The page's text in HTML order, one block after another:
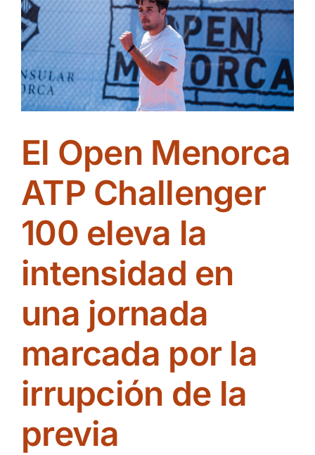
Challenger
queda
sin
cabezas
de
serie
las
semifinales
individuales
El Open Menorca
ATP Challenger
100 eleva la
intensidad en
una jornada
marcada por la
irrupción de la
previa